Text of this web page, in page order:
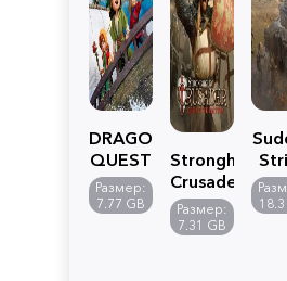
DRAGON
QUEST
VII
Reimagined
Размер:
7.77 GB
Stronghold
Crusader:
Definitive
Edition
Размер:
7.31 GB